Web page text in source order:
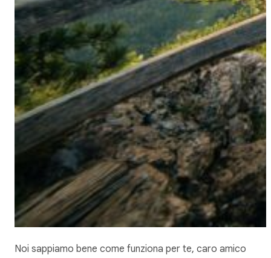
Noi sappiamo bene come funziona per te, caro amico